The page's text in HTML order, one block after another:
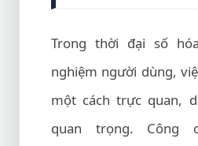
Trong thời đại số
nghiệm người dùng,
một cách trực quan,
quan trọng. Công